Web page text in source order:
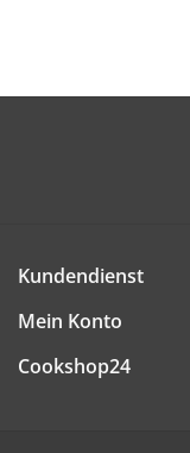
Kundendienst
Mein Konto
Cookshop24